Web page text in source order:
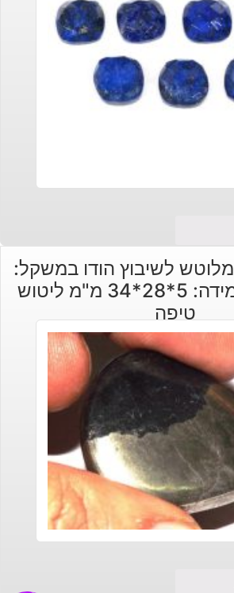
לשיבוץ הודו במשקל:
59.75 קרט מידה: 5*28*34 מ"מ ליטוש
טיפה